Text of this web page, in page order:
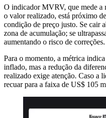
O indicador MVRV, que mede a
o valor realizado, está próximo
condição de preço justo. Se cair
zona de acumulação; se
aumentando o risco de correções.
Para o momento, a métrica
inflado, mas a redução da
realizado exige atenção. Caso a
recuar para a faixa de US$ 105